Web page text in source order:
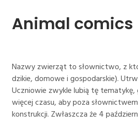
Animal comics
Nazwy zwierząt to słownictwo, z
dzikie, domowe i gospodarskie).
Uczniowie zwykle lubią tę
więcej czasu, aby poza
konstrukcji. Zwłaszcza że 4